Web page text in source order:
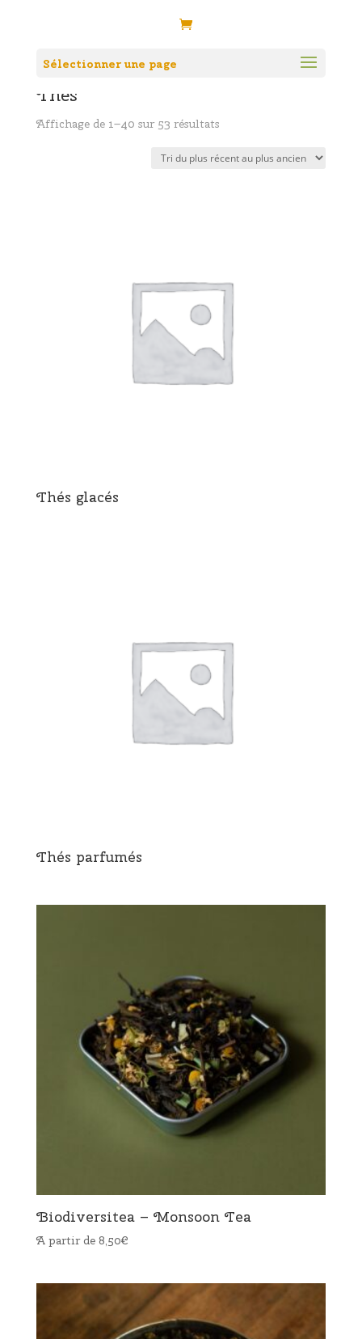
Sélectionner une page
Accueil/Boutique/ Thés
Thés
Affichage de 1–40 sur 53 résultatsTrié
Thés glacés
Thés parfumés
Biodiversitea – Monsoon Tea
A partir de 8,50€